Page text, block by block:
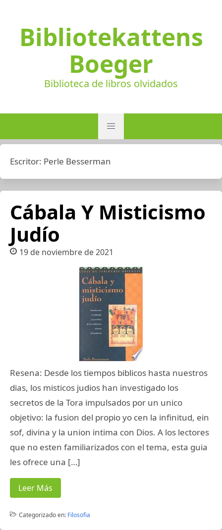
Bibliotekattens
Boeger
Biblioteca de libros olvidados
Escritor: Perle Besserman
Cábala Y Misticismo
Judío
19 de noviembre de 2021
Resena: Desde los tiempos biblicos hasta nuestros
dias, los misticos judios han investigado los
secretos de la Tora impulsados por un unico
objetivo: la fusion del propio yo cen la infinitud, ein
sof, divina y la union intima con Dios. A los lectores
que no esten familiarizados con el tema, esta guia
les ofrece una […]
Leer Más
Categorizado en: Filosofia